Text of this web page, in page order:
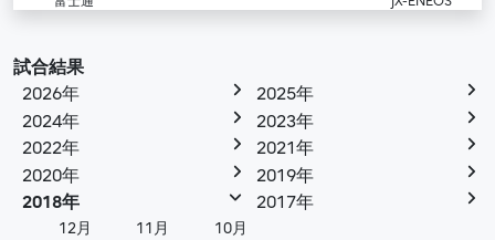
試合結果
2026年
2025年
2024年
2023年
2022年
2021年
2020年
2019年
2018年
12月 11月
10月
2017年